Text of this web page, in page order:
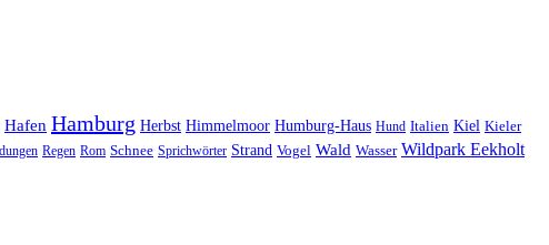
Hafen Hamburg Herbst Himmelmoor Humburg-Haus Hund Italien Kiel Kieler
Regen Rom Schnee Sprichwörter Strand Vogel Wald Wasser Wildpark Eekholt